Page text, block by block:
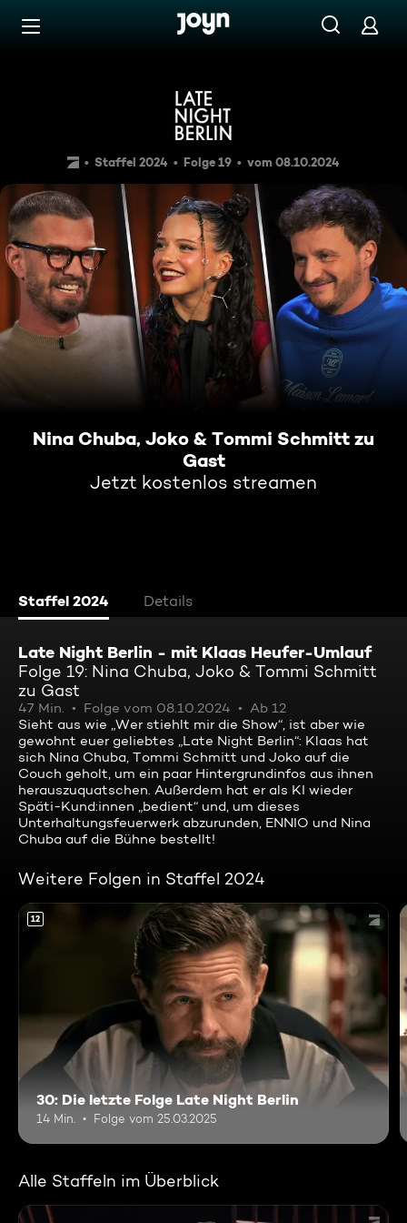
Zum Inhalt springen
Nina Chuba, Joko & Tommi
Staffel 2024 Folge 19 vom 08.10.2024
Nina Chuba, Joko & Tommi Schmitt zu
Gast
Jetzt kostenlos streamen
Staffel 2024 Details
Late Night Berlin - mit Klaas Heufer-Umlauf
Folge 19: Nina Chuba, Joko & Tommi Schmitt
zu Gast
47 Min. Folge vom 08.10.2024
Ab 12
Sieht aus wie „Wer stiehlt mir die Show“, ist aber wie
gewohnt euer geliebtes „Late Night Berlin“: Klaas hat
sich Nina Chuba, Tommi Schmitt und Joko auf die
Couch geholt, um ein paar Hintergrundinfos aus ihnen
herauszuquatschen. Außerdem hat er als KI wieder
Späti-Kund:innen „bedient“ und, um dieses
Unterhaltungsfeuerwerk abzurunden, ENNIO und Nina
Chuba auf die Bühne bestellt!
Weitere Folgen in Staffel 2024
12
30: Die letzte Folge Late Night Berlin
14 Min. Folge vom 25.03.2025
Alle Staffeln im Überblick